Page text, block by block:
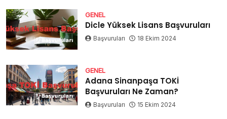
GENEL
Dicle Yüksek Lisans Başvuruları
Başvuruları 18 Ekim 2024
GENEL
Adana Sinanpaşa TOKİ
Başvuruları Ne Zaman?
Başvuruları 15 Ekim 2024